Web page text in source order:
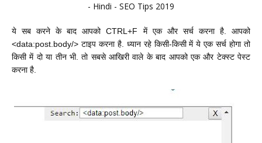
- Hindi - SEO Tips 2019
ये सब करने के बाद आपको CTRL+F में एक और सर्च करना है. आपको
<data:post.body/> टाइप करना है. ध्यान रहे किसी-किसी में ये एक सर्च होगा तो
किसी में दो या तीन भी. तो सबसे आखिरी वाले के बाद आपको एक और टेक्स्ट पेस्ट
करना है.